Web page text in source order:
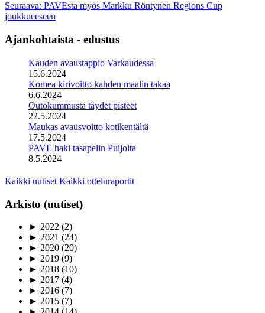
Seuraava: PAVEsta myös Markku Röntynen Regions Cup
joukkueeseen
Ajankohtaista - edustus
Kauden avaustappio Varkaudessa
15.6.2024
Komea kirivoitto kahden maalin takaa
6.6.2024
Outokummusta täydet pisteet
22.5.2024
Maukas avausvoitto kotikentältä
17.5.2024
PAVE haki tasapelin Puijolta
8.5.2024
Kaikki uutiset Kaikki otteluraportit
Arkisto (uutiset)
► 2022 (2)
► 2021 (24)
► 2020 (20)
► 2019 (9)
► 2018 (10)
► 2017 (4)
► 2016 (7)
► 2015 (7)